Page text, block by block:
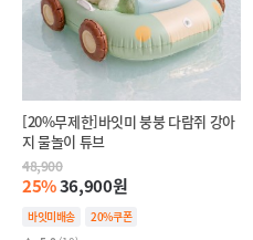
[20%무제한]바잇미 붕붕 다람쥐 강아
지 물놀이 튜브
48,900
25%36,900원
바잇미배송
20%쿠폰